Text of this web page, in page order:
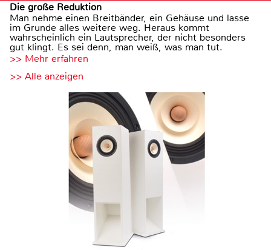
Die große Reduktion
Man nehme einen Breitbänder, ein Gehäuse und lasse
im Grunde alles weitere weg. Heraus kommt
wahrscheinlich ein Lautsprecher, der nicht besonders
gut klingt. Es sei denn, man weiß, was man tut.
>> Mehr erfahren
>> Alle anzeigen